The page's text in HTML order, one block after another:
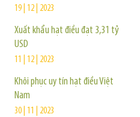
19 | 12 | 2023
Xuất khẩu hạt điều đạt 3,31 tỷ
USD
11 | 12 | 2023
Khôi phục uy tín hạt điều Việt
Nam
30 | 11 | 2023